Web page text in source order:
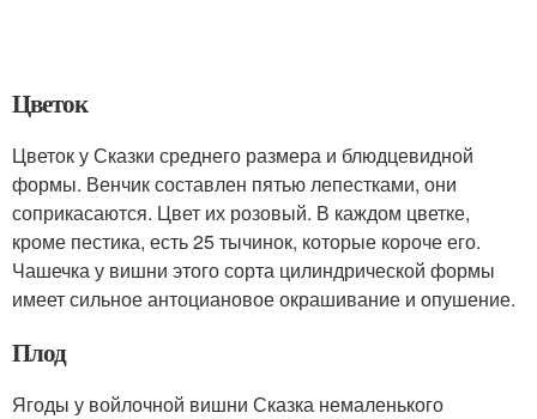
Цветок
Цветок у Сказки среднего размера и блюдцевидной
формы. Венчик составлен пятью лепестками, они
соприкасаются. Цвет их розовый. В каждом цветке,
кроме пестика, есть 25 тычинок, которые короче его.
Чашечка у вишни этого сорта цилиндрической формы
имеет сильное антоциановое окрашивание и опушение.
Плод
Ягоды у войлочной вишни Сказка немаленького